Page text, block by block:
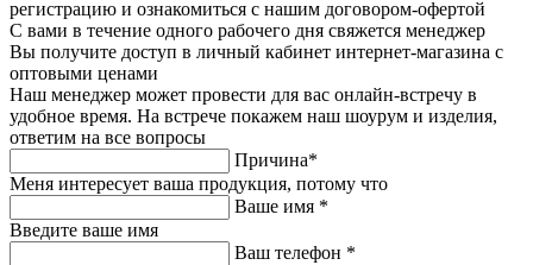
регистрацию и ознакомиться с нашим договором-офертой
С вами в течение одного рабочего дня свяжется менеджер
Вы получите доступ в личный кабинет интернет-магазина с
оптовыми ценами
Наш менеджер может провести для вас онлайн-встречу в
удобное время. На встрече покажем наш шоурум и изделия,
ответим на все вопросы
Причина*
Меня интересует ваша продукция, потому что
Ваше имя *
Введите ваше имя
Ваш телефон *